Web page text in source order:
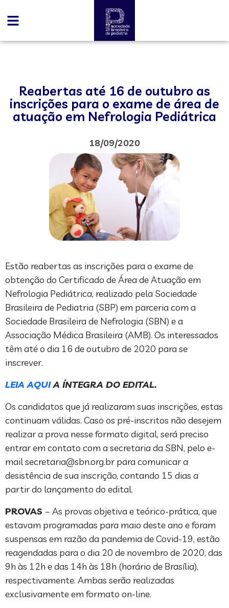
Reabertas até 16 de outubro as
inscrições para o exame de área de
atuação em Nefrologia Pediátrica
18/09/2020
Estão reabertas as inscrições para o exame de
obtenção do Certificado de Área de Atuação em
Nefrologia Pediátrica, realizado pela Sociedade
Brasileira de Pediatria (SBP) em parceria com a
Sociedade Brasileira de Nefrologia (SBN) e a
Associação Médica Brasileira (AMB). Os interessados
têm até o dia 16 de outubro de 2020 para se
inscrever.
LEIA AQUIA ÍNTEGRA DO EDITAL.
Os candidatos que já realizaram suas inscrições, estas
continuam válidas. Caso os pré-inscritos não desejem
realizar a prova nesse formato digital, será preciso
entrar em contato com a secretaria da SBN, pelo e-
mailsecretaria@sbn.org.br para comunicar a
desistência de sua inscrição, contando 15 dias a
partir do lançamento do edital.
PROVAS – As provas objetiva e teórico-prática, que
estavam programadas para maio deste ano e foram
suspensas em razão da pandemia de Covid-19, estão
reagendadas para o dia 20 de novembro de 2020, das
9h às 12h e das 14h às 18h (horário de Brasília),
respectivamente. Ambas serão realizadas
exclusivamente em formato on-line.